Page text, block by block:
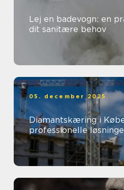
Lej en badevogn: en
dit sanitære behov
05. december 2025
Diamantskæring i
professionelle